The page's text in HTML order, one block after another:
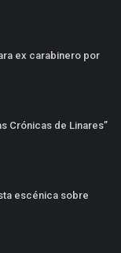
ex carabinero por
Crónicas de Linares”
escénica sobre